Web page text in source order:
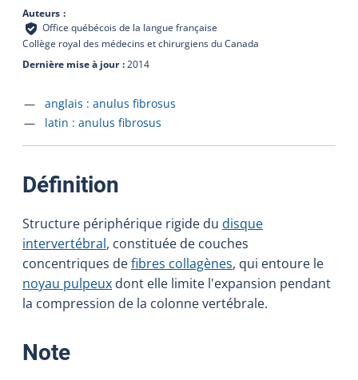
Auteurs
Office québécois de la langue française
Collège royal des médecins et chirurgiens du Canada
Dernière mise à jour 2014
Accéder à la fiche en
anglais : anulus fibrosus
Accéder à la fiche en
latin : anulus fibrosus
Définition
Structure périphérique rigide du disque
intervertébral, constituée de couches
concentriques defibres collagènes, qui entoure le
noyau pulpeux dont elle limite l'expansion pendant
la compression de la colonne vertébrale.
Note: